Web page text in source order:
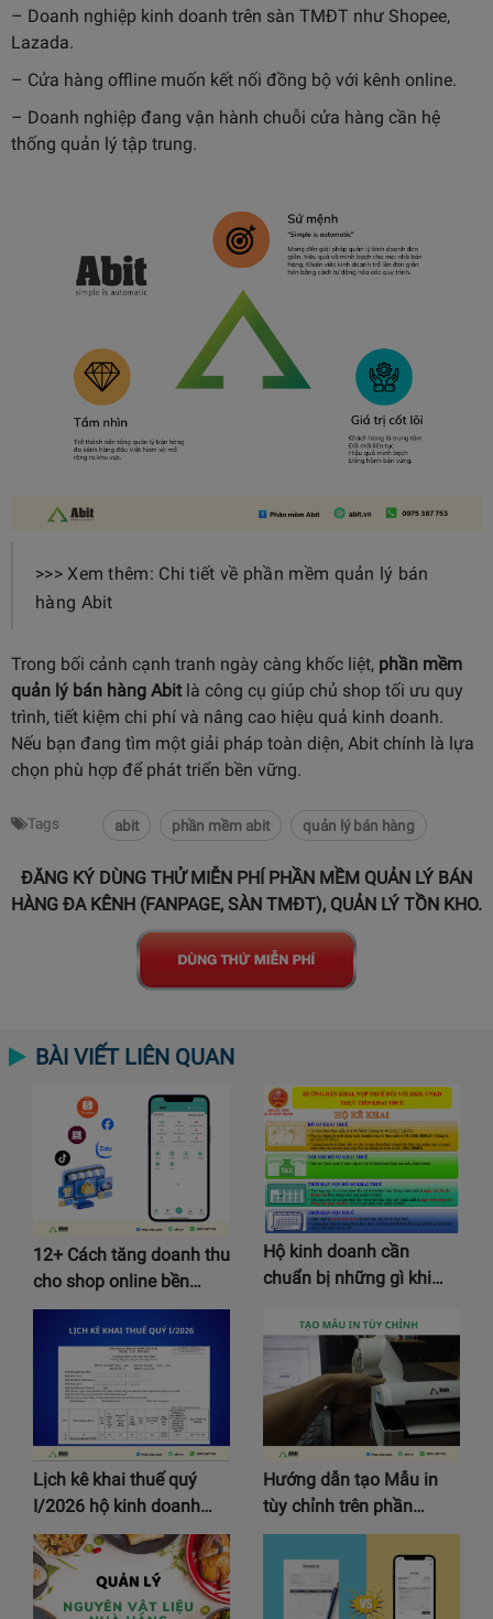
– Doanh nghiệp kinh doanh trên sàn TMĐT như Shopee,
Lazada.
– Cửa hàng offline muốn kết nối đồng bộ với kênh online.
– Doanh nghiệp đang vận hành chuỗi cửa hàng cần hệ
thống quản lý tập trung.
>>> Xem thêm: Chi tiết về phần mềm quản lý bán
hàng Abit
Trong bối cảnh cạnh tranh ngày càng khốc liệt, phần mềm
quản lý bán hàng Abitlà công cụ giúp chủ shop tối ưu quy
trình, tiết kiệm chi phí và nâng cao hiệu quả kinh doanh.
Nếu bạn đang tìm một giải pháp toàn diện, Abit chính là lựa
chọn phù hợp để phát triển bền vững.
Tags abit phần mềm abit quản lý bán hàng
ĐĂNG KÝ DÙNG THỬ MIỄN PHÍ PHẦN MỀM QUẢN LÝ BÁN
HÀNG ĐA KÊNH (FANPAGE, SÀN TMĐT), QUẢN LÝ TỒN KHO.
BÀI VIẾT LIÊN QUAN
12+ Cách tăng doanh thu
cho shop online bền…
Hộ kinh doanh cần
chuẩn bị những gì khi…
Lịch kê khai thuế quý
I/2026 hộ kinh doanh…
Hướng dẫn tạo Mẫu in
tùy chỉnh trên phần…